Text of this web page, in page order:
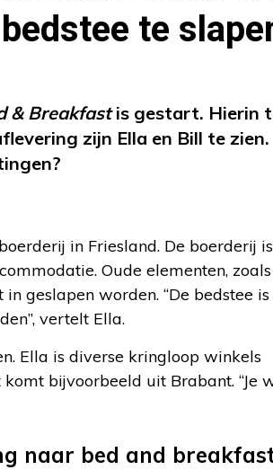
te
& Breakfastis gestart. Hierin
zijn Ella en Bill te
in Friesland. De boerderij
Oude elementen,
geslapen worden. “De bedstee
vertelt Ella.
Ella is diverse kringloop winkels
bijvoorbeeld uit Brabant. “Je
naar bed and